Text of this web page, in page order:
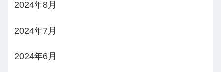
2024年8月
2024年7月
2024年6月